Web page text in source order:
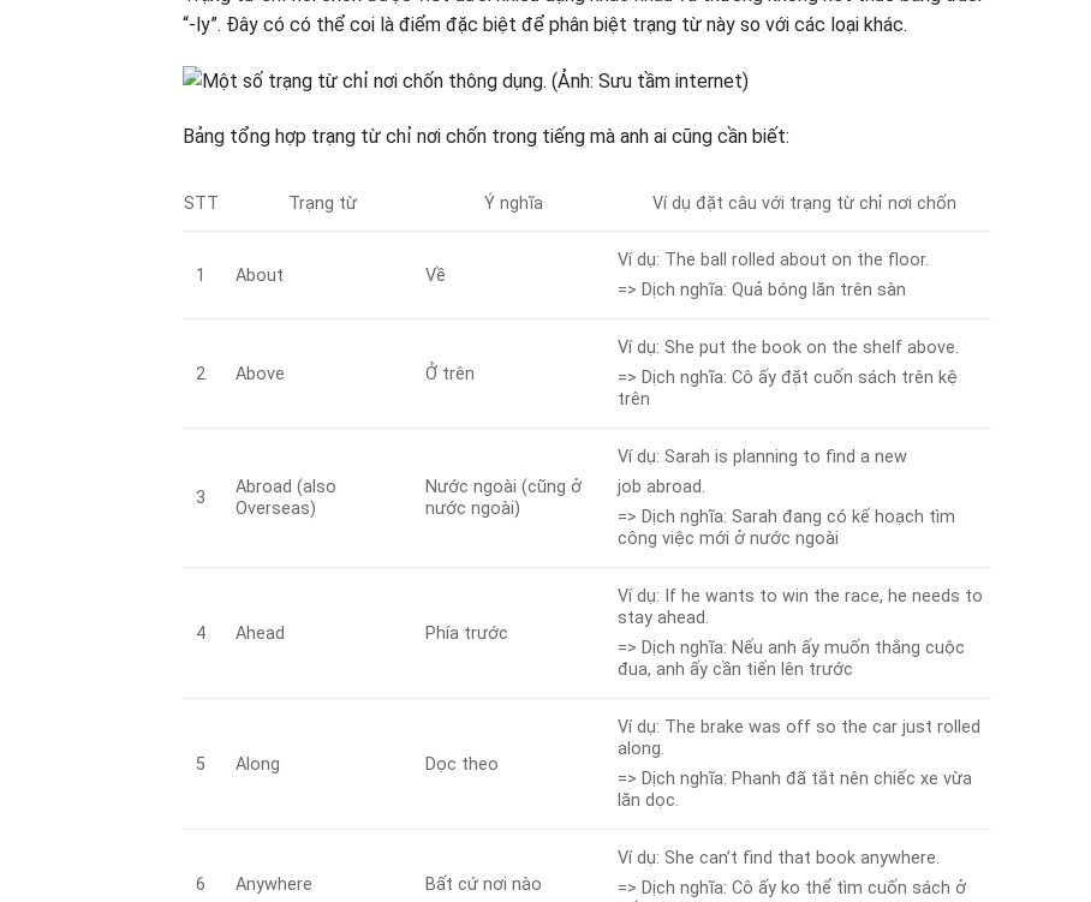
“-ly”. Đây có có thể coi là điểm đặc biệt để phân biệt trạng từ này so với các loại khác.
Bảng tổng hợp trạng từ chỉ nơi chốn trong tiếng mà anh ai cũng cần biết:
STT Trạng từ Ý nghĩa Ví dụ đặt câu với trạng từ chỉ nơi chốn
1 About Về
Ví dụ: The ball rolled about on the floor.
=> Dịch nghĩa: Quả bóng lăn trên sàn
2 Above Ở trên
Ví dụ: She put the book on the shelf above.
=> Dịch nghĩa: Cô ấy đặt cuốn sách trên kệ
trên
3
Abroad (also
Overseas)
Nước ngoài (cũng ở
nước ngoài)
Ví dụ: Sarah is planning to find a new
job abroad.
=> Dịch nghĩa: Sarah đang có kế hoạch tìm
công việc mới ở nước ngoài
4 Ahead Phía trước
Ví dụ: If he wants to win the race, he needs to
stay ahead.
=> Dịch nghĩa: Nếu anh ấy muốn thắng cuộc
đua, anh ấy cần tiến lên trước
5 Along Dọc theo
Ví dụ: The brake was off so the car just rolled
along.
=> Dịch nghĩa: Phanh đã tắt nên chiếc xe vừa
lăn dọc.
6 Anywhere Bất cứ nơi nào
Ví dụ: She can’t find that book anywhere.
=> Dịch nghĩa: Cô ấy ko thể tìm cuốn sách ở